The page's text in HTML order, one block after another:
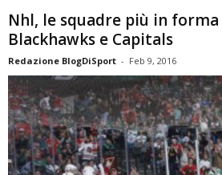
Nhl, le squadre più in
Blackhawks e Capitals
Redazione BlogDiSport - Feb 9, 2016